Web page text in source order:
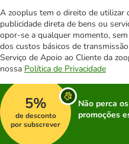
A zooplus tem o direito de utilizar
publicidade direta de bens ou
opor-se a qualquer momento,
dos custos básicos de
Serviço de Apoio ao Cliente da
nossa Política de Privacidade
5%
de desconto
por subscrever
Não perca
promoções